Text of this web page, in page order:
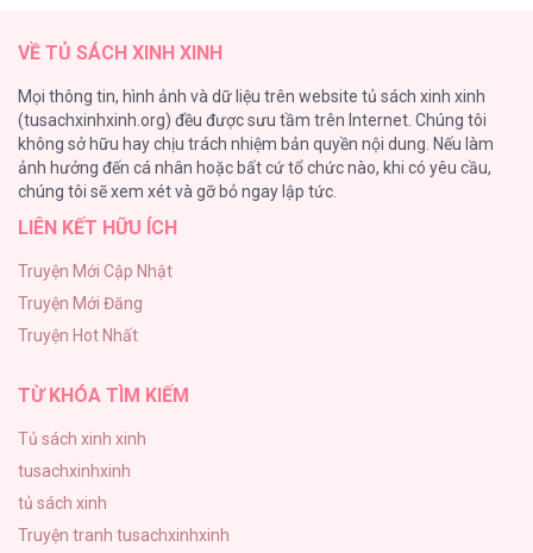
95
Búp Măng Hư Và Đối Tác Hoàn Hảo
86
A Nào, Ngậm Thìa Vàng Nhé?
Liveta
72
VỀ TỦ SÁCH XINH XINH
Mọi thông tin, hình ảnh và dữ liệu trên website tủ sách xinh xinh
(tusachxinhxinh.org) đều được sưu tầm trên Internet. Chúng tôi
không sở hữu hay chịu trách nhiệm bản quyền nội dung. Nếu làm
ảnh hưởng đến cá nhân hoặc bất cứ tổ chức nào, khi có yêu cầu,
chúng tôi sẽ xem xét và gỡ bỏ ngay lập tức.
LIÊN KẾT HỮU ÍCH
Truyện Mới Cập Nhật
Truyện Mới Đăng
Truyện Hot Nhất
TỪ KHÓA TÌM KIẾM
Tủ sách xinh xinh
tusachxinhxinh
tủ sách xinh
Truyện tranh tusachxinhxinh